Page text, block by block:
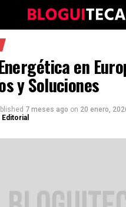
en
y Soluciones
7 meses ago on 20 enero,
Editorial